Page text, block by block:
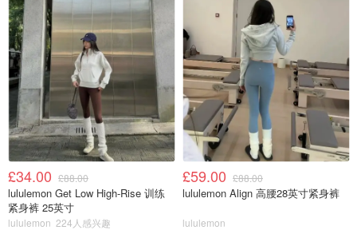
£34.00 £88.00
lululemon Get Low High-Rise 训练
紧身裤 25英寸
lululemon 224人感兴趣
£59.00 £88.00
lululemon Align 高腰28英寸紧身裤
lululemon